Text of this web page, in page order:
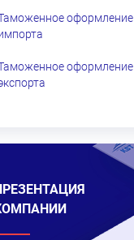
оформление
оформление